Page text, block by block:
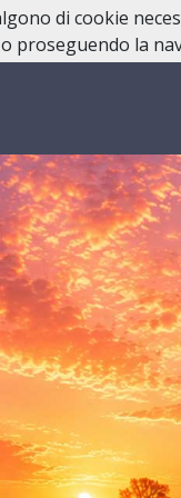
di cookie
proseguendo la